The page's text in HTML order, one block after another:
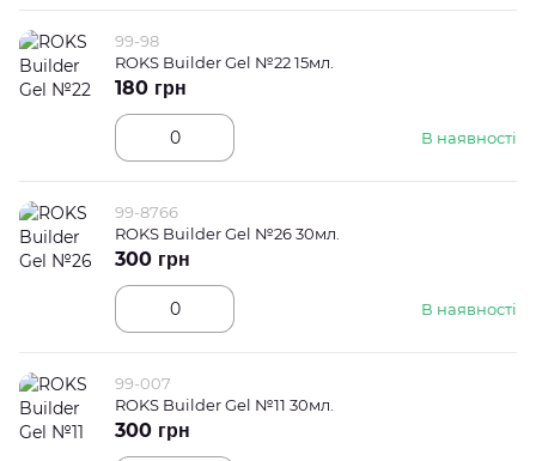
99-98
ROKS Builder Gel №22 15мл.
В наявності
180 грн
99-8766
ROKS Builder Gel №26 30мл.
В наявності
300 грн
99-007
ROKS Builder Gel №11 30мл.
300 грн